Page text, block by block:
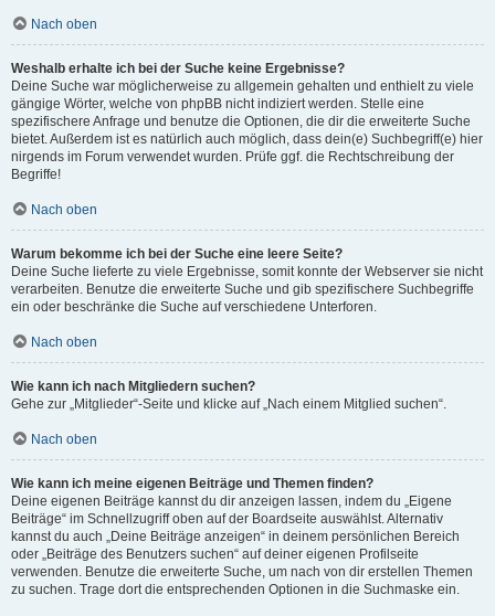
Nach oben
Weshalb erhalte ich bei der Suche keine Ergebnisse?
Deine Suche war möglicherweise zu allgemein gehalten und enthielt zu viele
gängige Wörter, welche von phpBB nicht indiziert werden. Stelle eine
spezifischere Anfrage und benutze die Optionen, die dir die erweiterte Suche
bietet. Außerdem ist es natürlich auch möglich, dass dein(e) Suchbegriff(e) hier
nirgends im Forum verwendet wurden. Prüfe ggf. die Rechtschreibung der
Begriffe!
Nach oben
Warum bekomme ich bei der Suche eine leere Seite?
Deine Suche lieferte zu viele Ergebnisse, somit konnte der Webserver sie nicht
verarbeiten. Benutze die erweiterte Suche und gib spezifischere Suchbegriffe
ein oder beschränke die Suche auf verschiedene Unterforen.
Nach oben
Wie kann ich nach Mitgliedern suchen?
Gehe zur „Mitglieder“-Seite und klicke auf „Nach einem Mitglied suchen“.
Nach oben
Wie kann ich meine eigenen Beiträge und Themen finden?
Deine eigenen Beiträge kannst du dir anzeigen lassen, indem du „Eigene
Beiträge“ im Schnellzugriff oben auf der Boardseite auswählst. Alternativ
kannst du auch „Deine Beiträge anzeigen“ in deinem persönlichen Bereich
oder „Beiträge des Benutzers suchen“ auf deiner eigenen Profilseite
verwenden. Benutze die erweiterte Suche, um nach von dir erstellen Themen
zu suchen. Trage dort die entsprechenden Optionen in die Suchmaske ein.